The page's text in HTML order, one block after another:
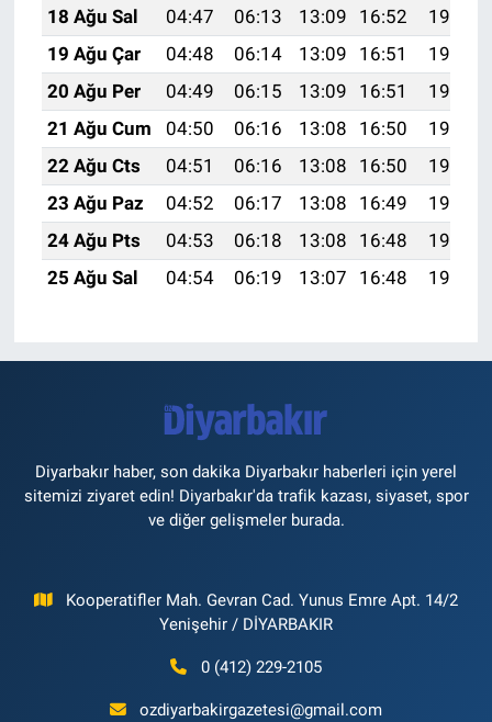
18 Ağu Sal
04:47 06:13 13:09 16:52
19:55
19 Ağu Çar
04:48 06:14 13:09 16:51
19:54
20 Ağu Per
04:49 06:15 13:09 16:51
19:52
21 Ağu Cum
04:50 06:16 13:08 16:50
19:51
22 Ağu Cts
04:51 06:16 13:08 16:50
19:50
23 Ağu Paz
04:52 06:17 13:08 16:49
19:48
24 Ağu Pts
04:53 06:18 13:08 16:48
19:47
25 Ağu Sal
04:54 06:19 13:07 16:48 19:46
Diyarbakır haber, son dakika Diyarbakır haberleri için yerel
sitemizi ziyaret edin! Diyarbakır'da trafik kazası, siyaset, spor
ve diğer gelişmeler burada.
Kooperatifler Mah. Gevran Cad. Yunus Emre Apt. 14/2
Yenişehir / DİYARBAKIR
0 (412) 229-2105
ozdiyarbakirgazetesi@gmail.com